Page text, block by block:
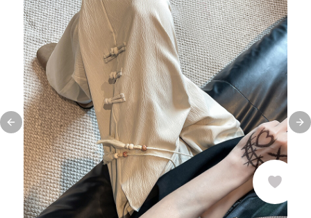
Previous slide